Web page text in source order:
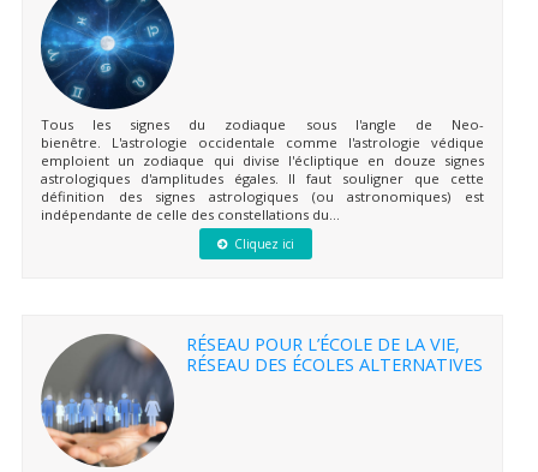
Tous les signes du zodiaque sous l'angle de Neo-
bienêtre. L'astrologie occidentale comme l'astrologie védique
emploient un zodiaque qui divise l'écliptique en douze signes
astrologiques d'amplitudes égales. Il faut souligner que cette
définition des signes astrologiques (ou astronomiques) est
indépendante de celle des constellations du...
Cliquez ici
RÉSEAU POUR L’ÉCOLE DE LA VIE,
RÉSEAU DES ÉCOLES ALTERNATIVES